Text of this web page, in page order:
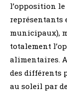
l’opposition le
représentants
municipaux),
totalement
alimentaires.
des différents
au soleil par